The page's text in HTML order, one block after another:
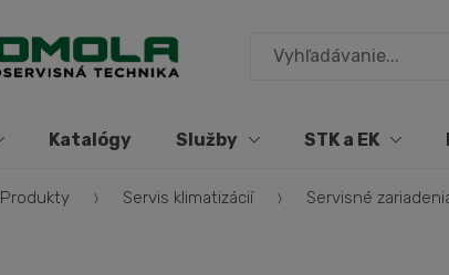
Katalógy Služby STK a EK
Produkty Servis klimatizácií Servisné